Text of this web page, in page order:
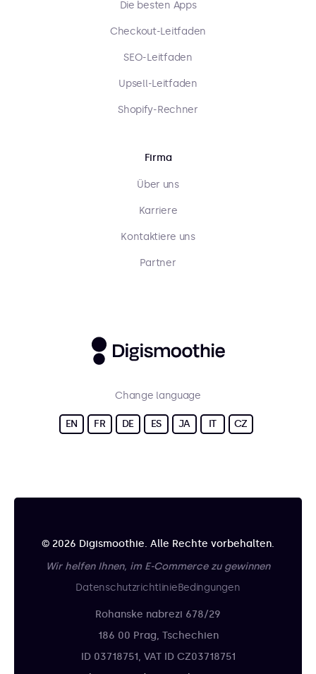
Die besten Apps
Checkout-Leitfaden
SEO-Leitfaden
Upsell-Leitfaden
Shopify-Rechner
Firma
Über uns
Karriere
Kontaktiere uns
Partner
Change language
EN FR DE ES JA IT CZ
© 2026 Digismoothie. Alle Rechte vorbehalten.
Wir helfen Ihnen, im E-Commerce zu gewinnen
DatenschutzrichtlinieBedingungen
Rohanske nabrezi 678/29
186 00 Prag, Tschechien
ID 03718751, VAT ID CZ03718751